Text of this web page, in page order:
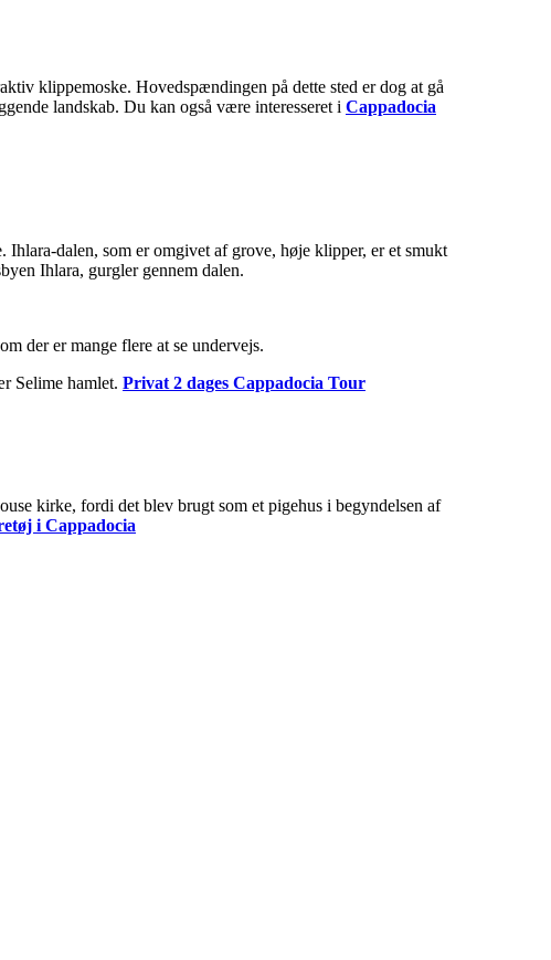
klippemoske. Hovedspændingen på dette sted er dog at gå
landskab. Du kan også være interesseret i Cappadocia
dalen, som er omgivet af grove, høje klipper, er et smukt
Ihlara, gurgler gennem dalen.
der er mange flere at se undervejs.
Selime hamlet. Privat 2 dages Cappadocia Tour
kirke, fordi det blev brugt som et pigehus i begyndelsen af
i Cappadocia